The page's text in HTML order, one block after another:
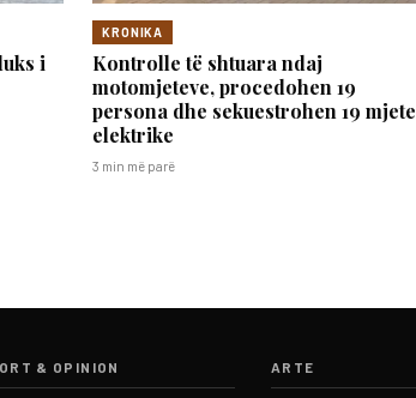
i
KRONIKA
Kontrolle të shtuara ndaj
motomjeteve, procedohen 19
persona dhe sekuestrohen 19 mjete
elektrike
3 min më parë
& OPINION ARTE